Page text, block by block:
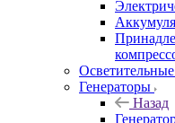
Генераторы
Назад